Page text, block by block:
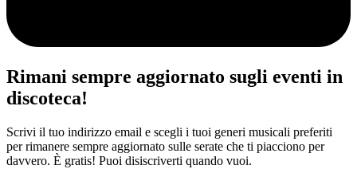
Rimani sempre aggiornato sugli eventi in
discoteca!
Scrivi il tuo indirizzo email e scegli i tuoi generi musicali preferiti
per rimanere sempre aggiornato sulle serate che ti piacciono per
davvero. È gratis! Puoi disiscriverti quando vuoi.